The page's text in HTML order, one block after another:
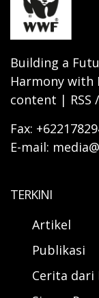
Building a
Harmony with
content | RSS
Fax:
E-mail:
TERKINI
Artikel
Publikasi
Cerita dari